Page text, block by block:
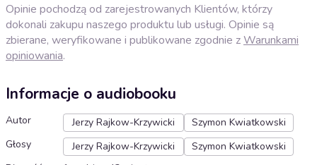
Opinie pochodzą od zarejestrowanych Klientów, którzy
dokonali zakupu naszego produktu lub usługi. Opinie są
zbierane, weryfikowane i publikowane zgodnie zWarunkami
opiniowania.
Informacje o audiobooku
Autor Jerzy Rajkow-Krzywicki
Szymon Kwiatkowski
Głosy
Jerzy Rajkow-Krzywicki
Szymon Kwiatkowski